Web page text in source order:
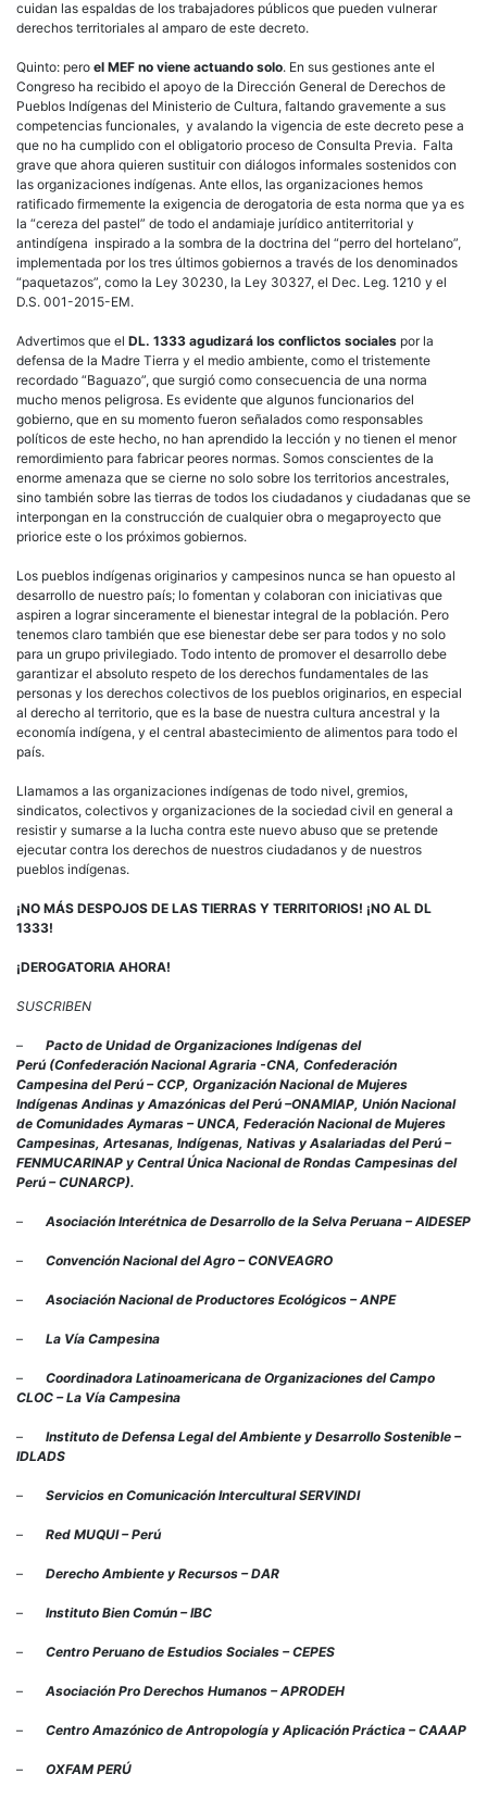
cuidan las espaldas de los trabajadores públicos que pueden vulnerar
derechos territoriales al amparo de este decreto.
Quinto: pero el MEF no viene actuando solo. En sus gestiones ante el
Congreso ha recibido el apoyo de la Dirección General de Derechos de
Pueblos Indígenas del Ministerio de Cultura, faltando gravemente a sus
competencias funcionales, y avalando la vigencia de este decreto pese a
que no ha cumplido con el obligatorio proceso de Consulta Previa. Falta
grave que ahora quieren sustituir con diálogos informales sostenidos con
las organizaciones indígenas. Ante ellos, las organizaciones hemos
ratificado firmemente la exigencia de derogatoria de esta norma que ya es
la “cereza del pastel” de todo el andamiaje jurídico antiterritorial y
antindígena inspirado a la sombra de la doctrina del “perro del hortelano”,
implementada por los tres últimos gobiernos a través de los denominados
“paquetazos”, como la Ley 30230, la Ley 30327, el Dec. Leg. 1210 y el
D.S. 001-2015-EM.
Advertimos que el DL. 1333 agudizará los conflictos sociales por la
defensa de la Madre Tierra y el medio ambiente, como el tristemente
recordado “Baguazo”, que surgió como consecuencia de una norma
mucho menos peligrosa. Es evidente que algunos funcionarios del
gobierno, que en su momento fueron señalados como responsables
políticos de este hecho, no han aprendido la lección y no tienen el menor
remordimiento para fabricar peores normas. Somos conscientes de la
enorme amenaza que se cierne no solo sobre los territorios ancestrales,
sino también sobre las tierras de todos los ciudadanos y ciudadanas que se
interpongan en la construcción de cualquier obra o megaproyecto que
priorice este o los próximos gobiernos.
Los pueblos indígenas originarios y campesinos nunca se han opuesto al
desarrollo de nuestro país; lo fomentan y colaboran con iniciativas que
aspiren a lograr sinceramente el bienestar integral de la población. Pero
tenemos claro también que ese bienestar debe ser para todos y no solo
para un grupo privilegiado. Todo intento de promover el desarrollo debe
garantizar el absoluto respeto de los derechos fundamentales de las
personas y los derechos colectivos de los pueblos originarios, en especial
al derecho al territorio, que es la base de nuestra cultura ancestral y la
economía indígena, y el central abastecimiento de alimentos para todo el
país.
Llamamos a las organizaciones indígenas de todo nivel, gremios,
sindicatos, colectivos y organizaciones de la sociedad civil en general a
resistir y sumarse a la lucha contra este nuevo abuso que se pretende
ejecutar contra los derechos de nuestros ciudadanos y de nuestros
pueblos indígenas.
¡NO MÁS DESPOJOS DE LAS TIERRAS Y TERRITORIOS! ¡NO AL DL
1333!
¡DEROGATORIA AHORA!
SUSCRIBEN
–
Pacto de Unidad de Organizaciones Indígenas del
Perú (Confederación Nacional Agraria -CNA, Confederación
Campesina del Perú – CCP, Organización Nacional de Mujeres
Indígenas Andinas y Amazónicas del Perú –ONAMIAP, Unión Nacional
de Comunidades Aymaras – UNCA, Federación Nacional de Mujeres
Campesinas, Artesanas, Indígenas, Nativas y Asalariadas del Perú –
FENMUCARINAP y Central Única Nacional de Rondas Campesinas del
Perú – CUNARCP).
– Asociación Interétnica de Desarrollo de la Selva Peruana – AIDESEP
– Convención Nacional del Agro – CONVEAGRO
– Asociación Nacional de Productores Ecológicos – ANPE
– La Vía Campesina
– Coordinadora Latinoamericana de Organizaciones del Campo
CLOC – La Vía Campesina
– Instituto de Defensa Legal del Ambiente y Desarrollo Sostenible –
IDLADS
– Servicios en Comunicación Intercultural SERVINDI
– Red MUQUI – Perú
– Derecho Ambiente y Recursos – DAR
– Instituto Bien Común – IBC
– Centro Peruano de Estudios Sociales – CEPES
– Asociación Pro Derechos Humanos – APRODEH
– Centro Amazónico de Antropología y Aplicación Práctica – CAAAP
– OXFAM PERÚ